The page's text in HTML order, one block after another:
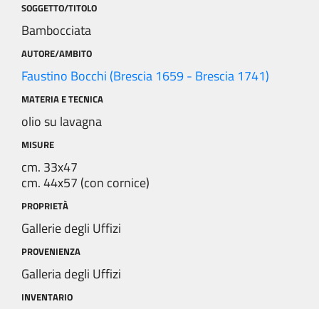
SOGGETTO/TITOLO
Bambocciata
AUTORE/AMBITO
Faustino Bocchi (Brescia 1659 - Brescia 1741)
MATERIA E TECNICA
olio su lavagna
MISURE
cm. 33x47
cm. 44x57 (con cornice)
PROPRIETÀ
Gallerie degli Uffizi
PROVENIENZA
Galleria degli Uffizi
INVENTARIO